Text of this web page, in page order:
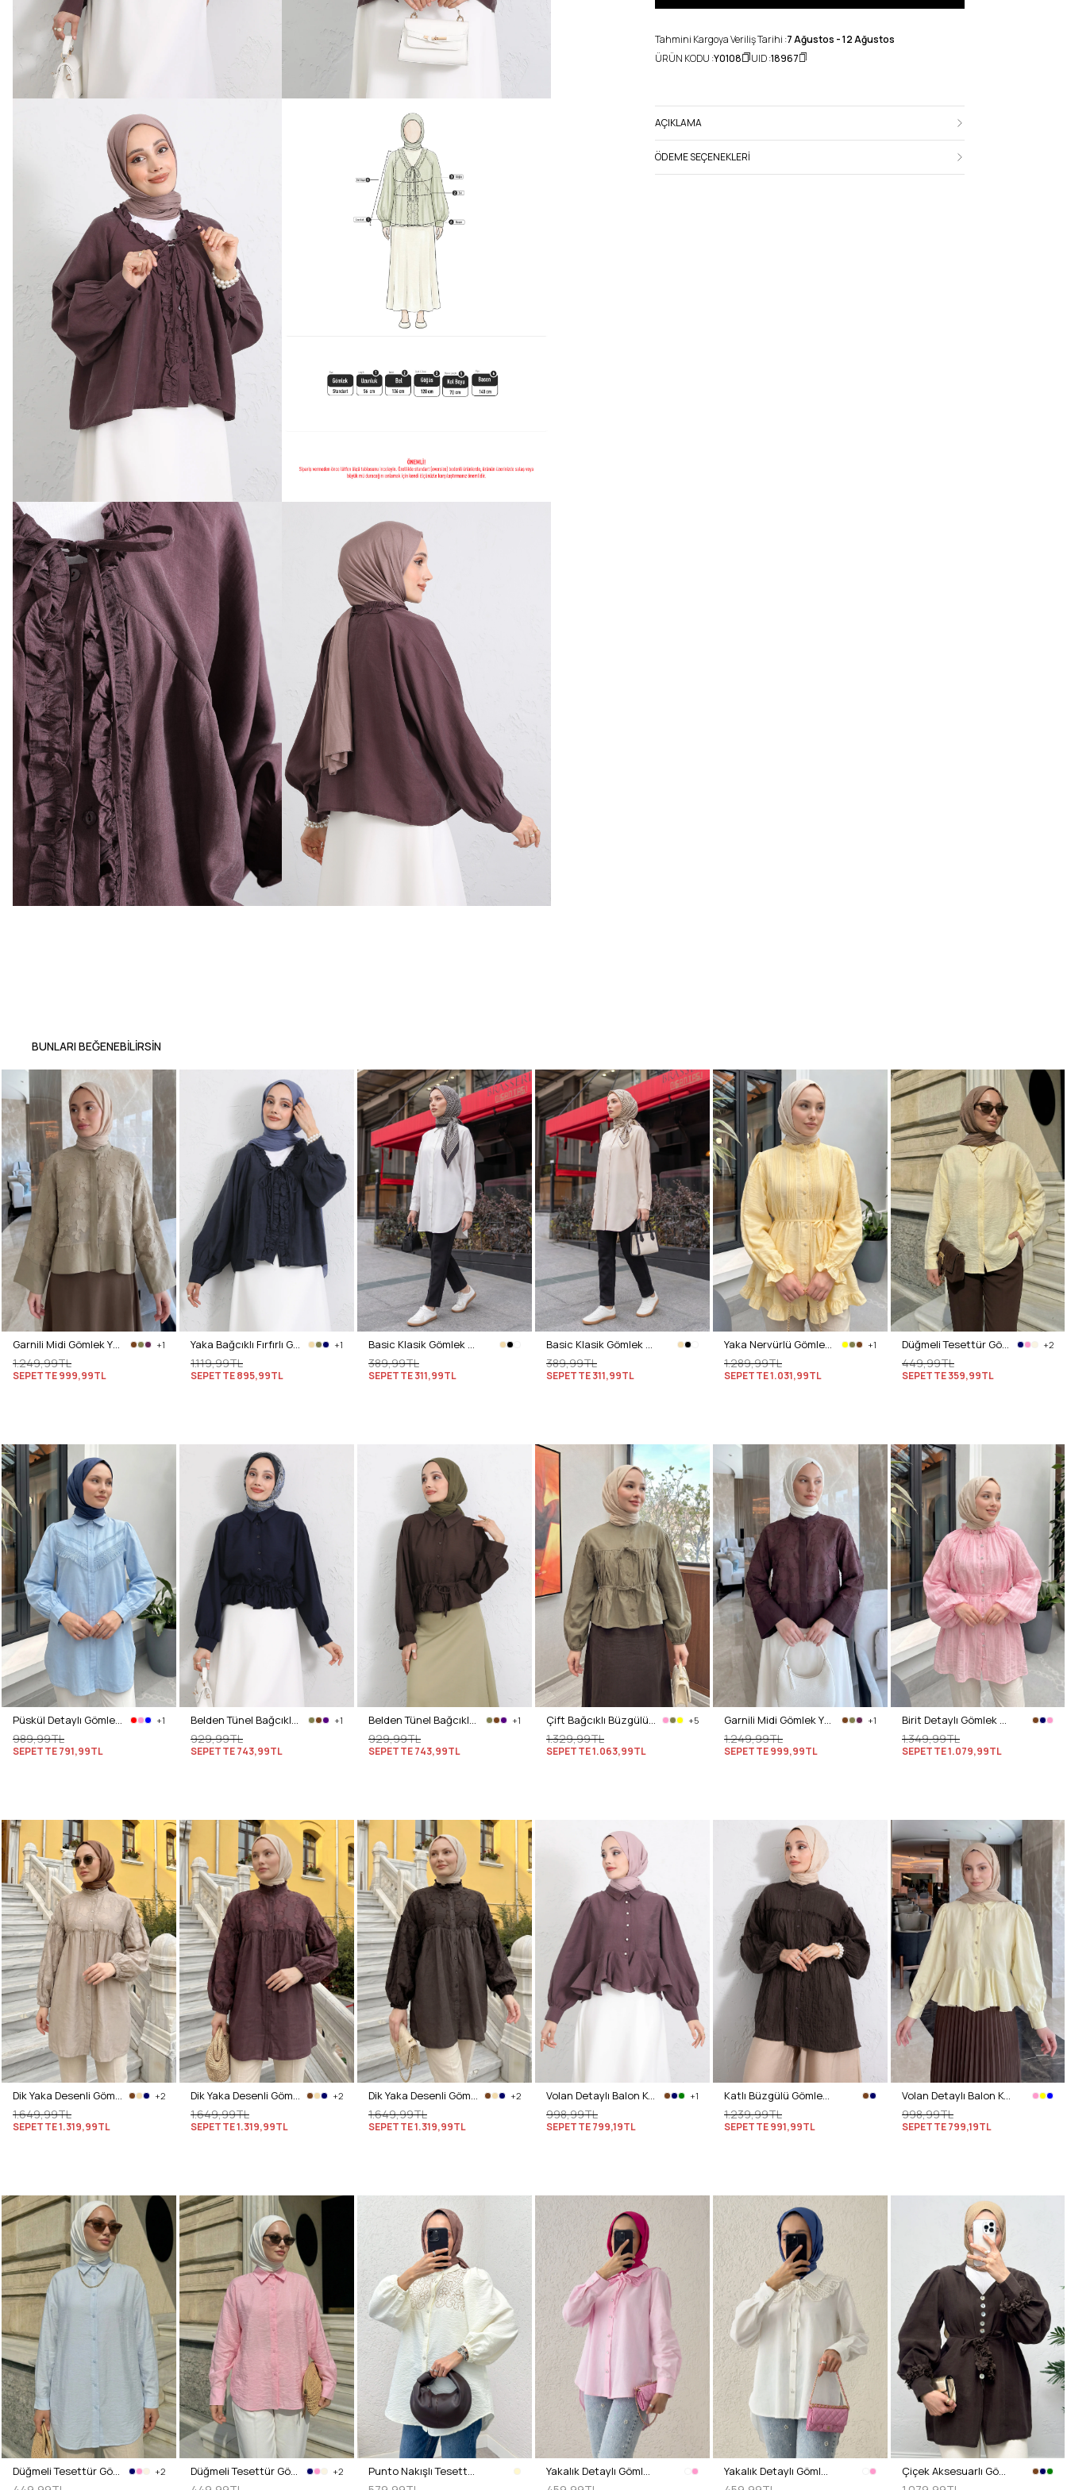
Tahmini Kargoya Veriliş Tarihi :7 Ağustos - 12 Ağustos
ÜRÜN KODU :Y0108 UID :18967
AÇIKLAMA
ÖDEME SEÇENEKLERI
BUNLARI BEĞENEBILIRSIN
Garnili Midi Gömlek Y0138 - AÇIK HAKİ +1
1.249,99TL
SEPETTE999,99TL
Yaka Bağcıklı Fırfırlı Gömlek Y0108 - LACİVERT +1
1.119,99TL
SEPETTE895,99TL
Basic Klasik Gömlek 4062 - BEYAZ
389,99TL
SEPETTE311,99TL
Basic Klasik Gömlek 4062 - BEJ
389,99TL
SEPETTE311,99TL
Yaka Nervürlü Gömlek Y0109 - AÇIK SARI +1
1.289,99TL
SEPETTE1.031,99TL
Düğmeli Tesettür Gömlek 612137 - SARI +2
449,99TL
SEPETTE359,99TL
Püskül Detaylı Gömlek 2109 - BEBE MAVİSİ +1
989,99TL
SEPETTE791,99TL
Belden Tünel Bağcıklı Gömlek Y0117 - LACİVERT +1
929,99TL
SEPETTE743,99TL
Belden Tünel Bağcıklı Gömlek Y0117 - KAHVERENGİ +1
929,99TL
SEPETTE743,99TL
Çift Bağcıklı Büzgülü Gömlek Y0099 - AÇIK HAKİ +5
1.329,99TL
SEPETTE1.063,99TL
Garnili Midi Gömlek Y0138 - MÜRDÜM +1
1.249,99TL
SEPETTE999,99TL
Birit Detaylı Gömlek Y0122 - PEMBE
1.349,99TL
SEPETTE1.079,99TL
Dik Yaka Desenli Gömlek Y0112 - BEJ +2
1.649,99TL
SEPETTE1.319,99TL
Dik Yaka Desenli Gömlek Y0112 - MÜRDÜM +2
1.649,99TL
SEPETTE1.319,99TL
Dik Yaka Desenli Gömlek Y0112 - ACI KAHVE +2
1.649,99TL
SEPETTE1.319,99TL
Volan Detaylı Balon Kol Gömlek Y0095 - MÜRDÜM +1
998,99TL
SEPETTE799,19TL
Katlı Büzgülü Gömlek Y0098 - KAHVERENGİ
1.239,99TL
SEPETTE991,99TL
Volan Detaylı Balon Kol Gömlek Y0095 - SARI
998,99TL
SEPETTE799,19TL
Düğmeli Tesettür Gömlek 612137 - BEBE MAVİSİ +2 Düğmeli Tesettür Gömlek 612137 - PEMBE +2 Punto Nakışlı Tesettür Gömlek 2241 - KREM Yakalık Detaylı Gömlek 2214 - PEMBE Yakalık Detaylı Gömlek 2214 - BEYAZ Çiçek Aksesuarlı Gömlek 0064 - KAHVERENGİ